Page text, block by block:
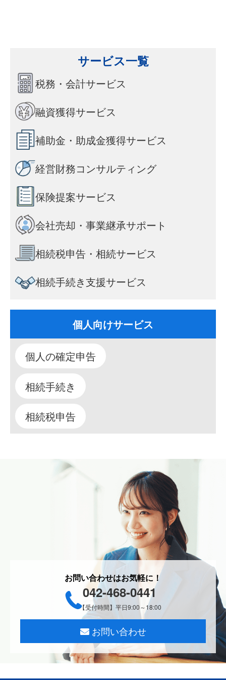
サービス一覧
税務・会計サービス
融資獲得サービス
補助金・助成金獲得サービス
経営財務コンサルティング
保険提案サービス
会社売却・事業継承サポート
相続税申告・相続サービス
相続手続き支援サービス
個人向けサービス
個人の確定申告
相続手続き
相続税申告
お問い合わせはお気軽に！
042-468-0441
【受付時間】平日9:00～18:00
お問い合わせ